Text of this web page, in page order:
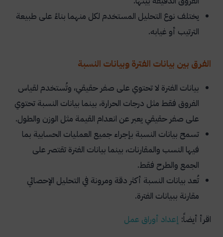
يختلف نوع التحليل المستخدم لكل منهما بناءً على طبيعة
الترتيب أو غيابه.
الفرق بين بيانات الفترة وبيانات النسبة
بيانات الفترة لا تحتوي على صفر حقيقي، وتُستخدم لقياس
الفروق فقط مثل درجات الحرارة، بينما بيانات النسبة تحتوي
على صفر حقيقي يعبر عن انعدام القيمة مثل الوزن والطول.
تسمح بيانات النسبة بإجراء جميع العمليات الحسابية بما
فيها النسب والمقارنات، بينما بيانات الفترة تقتصر على
الجمع والطرح فقط.
تُعد بيانات النسبة أكثر دقة ومرونة في التحليل الإحصائي
مقارنة ببيانات الفترة.
اقرأ أيضاً: إعداد أوراق عمل